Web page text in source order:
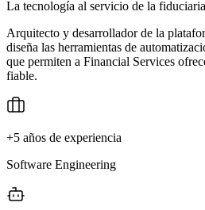
La tecnología al servicio de la
Arquitecto y desarrollador de la
diseña las herramientas de
que permiten a Financial Services
fiable.
+5 años de experiencia
Software Engineering